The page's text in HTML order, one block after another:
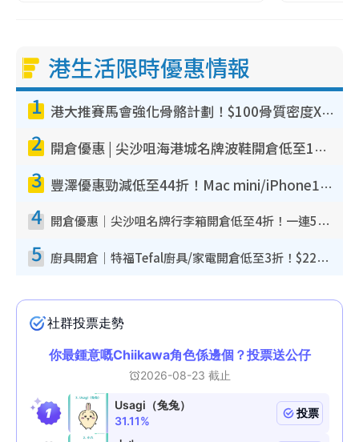
港生活限時優惠情報
1 港大推賽馬會強化骨骼計劃！$100骨質密度X光檢查 完成免費運動訓練送超市禮券！附參加資格
2 開倉優惠 | 尖沙咀海港城名牌波鞋開倉低至1折！On鞋$899起／Joy&Peace鞋履$98起
3 豐澤優惠勁減低至44折！Mac mini/iPhone17Pro大減價！廚房家電$220起
4 開倉優惠｜尖沙咀名牌行李箱開倉低至4折！一連5日 American Tourister/ace./Hallmark $200起！
5 廚具開倉｜特福Tefal廚具/家電開倉低至3折！$220起買平底鍋/炒鑊/湯煲！電飯煲/吸塵機/燙斗$418起